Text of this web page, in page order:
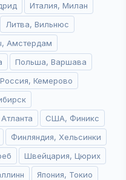
Италия, Милан
Литва, Вильнюс
Амстердам
Польша, Варшава
Россия, Кемерово
США, Финикс
Финляндия, Хельсинки
Швейцария, Цюрих
Япония, Токио